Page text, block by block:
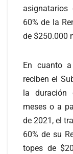
asignatarios
60% de la
de $250.000
En cuanto
reciben el
la duración
meses o a
de 2021, el
60% de su
topes de